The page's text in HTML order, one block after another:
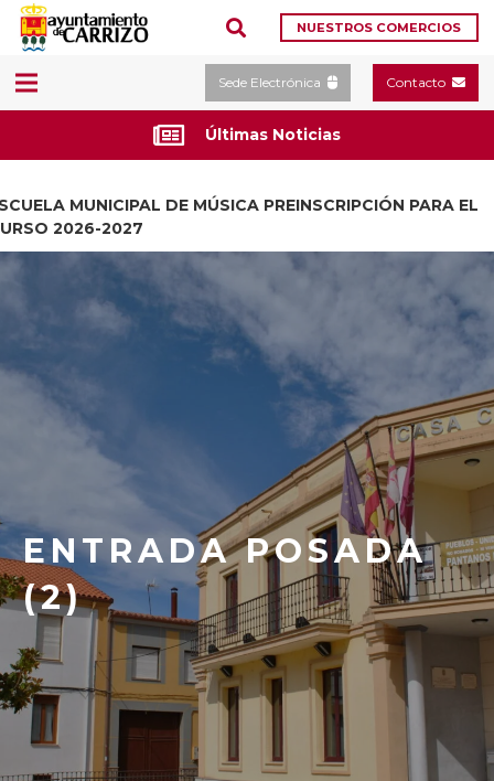
NUESTROS COMERCIOS
Sede Electrónica Contacto
Últimas Noticias
MUNICIPAL DE MÚSICA PREINSCRIPCIÓN PARA EL
2026-2027
ENTRADA POSADA
(2)